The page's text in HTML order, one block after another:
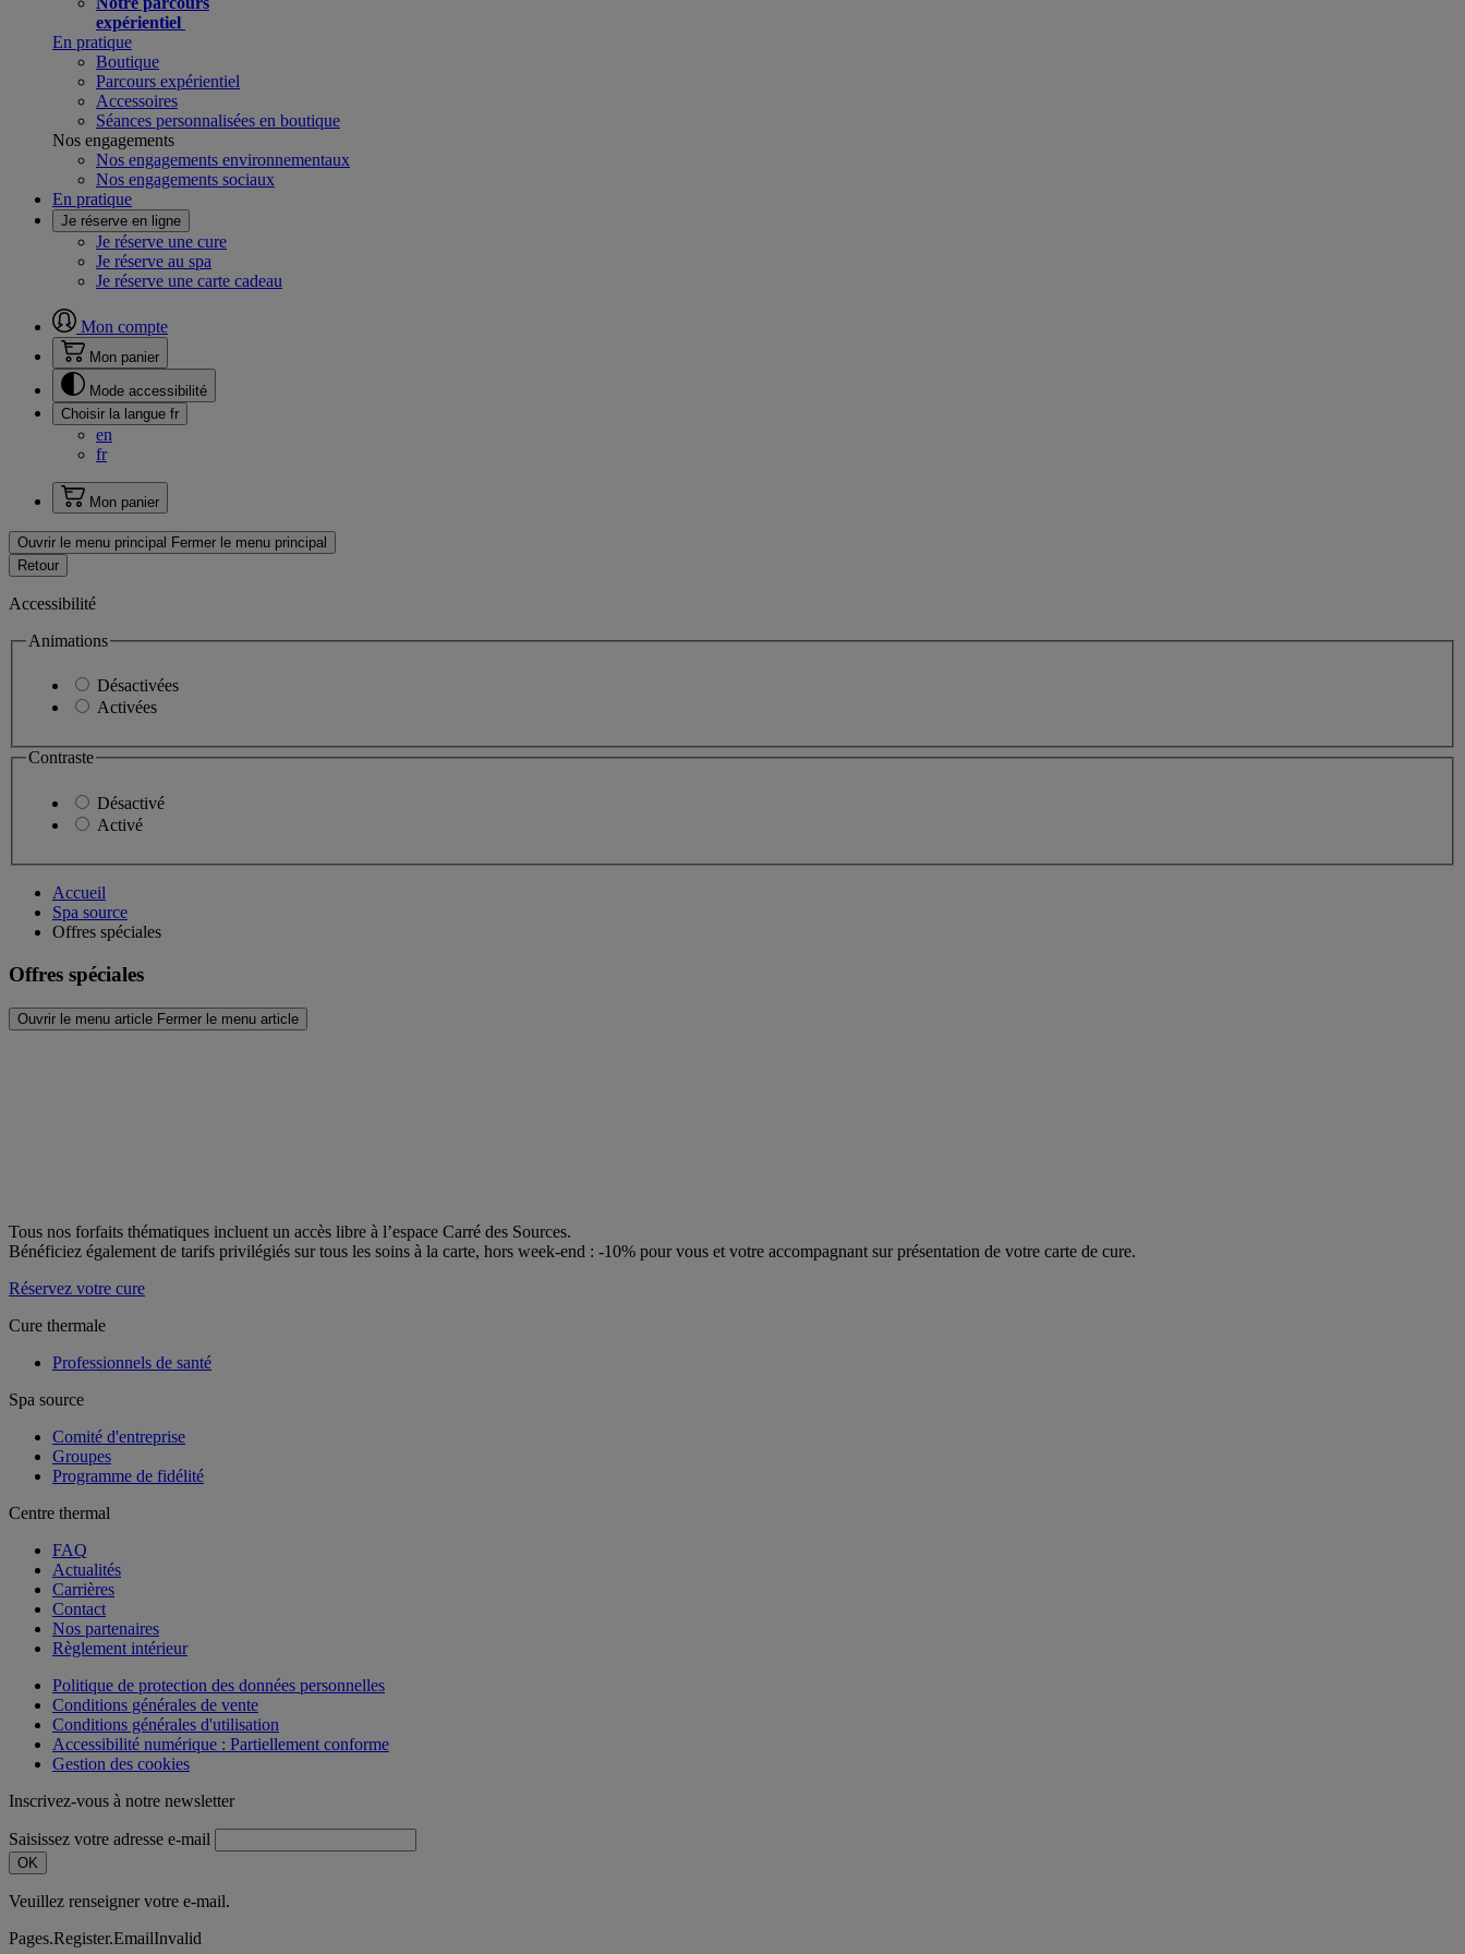
expérientiel
En pratique
Boutique
Parcours expérientiel
Accessoires
Séances personnalisées en boutique
Nos engagements
Nos engagements environnementaux
Nos engagements sociaux
En pratique
Je réserve en ligne
Je réserve une cure
Je réserve au spa
Je réserve une carte cadeau
Mon compte
Mon panier
Mode accessibilité
Choisir la langue fr
en
fr
Mon panier
Ouvrir le menu principal Fermer le menu principal
Retour
Accessibilité
Animations
Désactivées
Activées
Contraste
Désactivé
Activé
Accueil
Spa source
Offres spéciales
Offres spéciales
Ouvrir le menu article Fermer le menu article
Tous nos forfaits thématiques incluent un accès libre à l’espace Carré des Sources.
Bénéficiez également de tarifs privilégiés sur tous les soins à la carte, hors week-end : -10% pour vous et votre accompagnant sur présentation de votre carte de cure.
Réservez votre cure
Cure thermale
Professionnels de santé
Spa source
Comité d'entreprise
Groupes
Programme de fidélité
Centre thermal
FAQ
Actualités
Carrières
Contact
Nos partenaires
Règlement intérieur
Politique de protection des données personnelles
Conditions générales de vente
Conditions générales d'utilisation
Accessibilité numérique : Partiellement conforme
Gestion des cookies
Inscrivez-vous à notre newsletter
Saisissez votre adresse e-mail
OK
Veuillez renseigner votre e-mail.
Pages.Register.EmailInvalid